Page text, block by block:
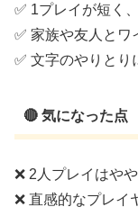
✅ 1プレイが短く
✅ 家族や友人とワ
✅ 文字のやりとり
🔴 気になった点
❌ 2人プレイはや
❌ 直感的なプレイ